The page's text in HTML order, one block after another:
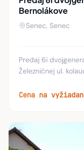
Bernolákove
Senec, Senec
Predaj 6i
Železničnej ul.
dve autá. Dom
Cena na